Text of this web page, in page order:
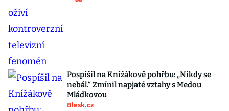
Pospíšil na Knížákově pohřbu: „Nikdy se
nebál.“ Zmínil napjaté vztahy s Medou
Mládkovou
Blesk.cz